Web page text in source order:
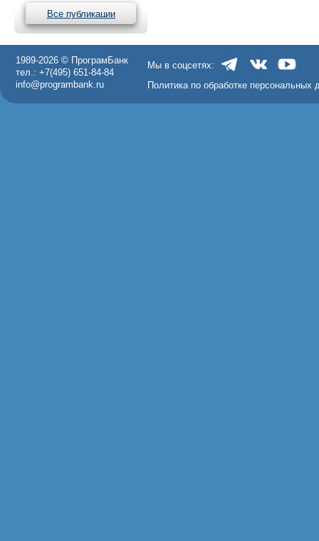
Все публикации
1989-2026 © ПрограмБанк
тел.: +7(495) 651-84-84
info@programbank.ru
Мы в соцсетях:
Политика по обработке персональных